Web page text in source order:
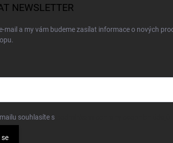
NEWSLETTER
mail a my vám budeme zasílat informace o nových
souhlasíte s